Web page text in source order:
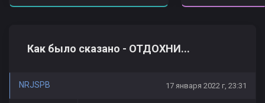
Как было сказано - ОТДОХНИ...
NRJSPB 17 января 2022 г, 23:31